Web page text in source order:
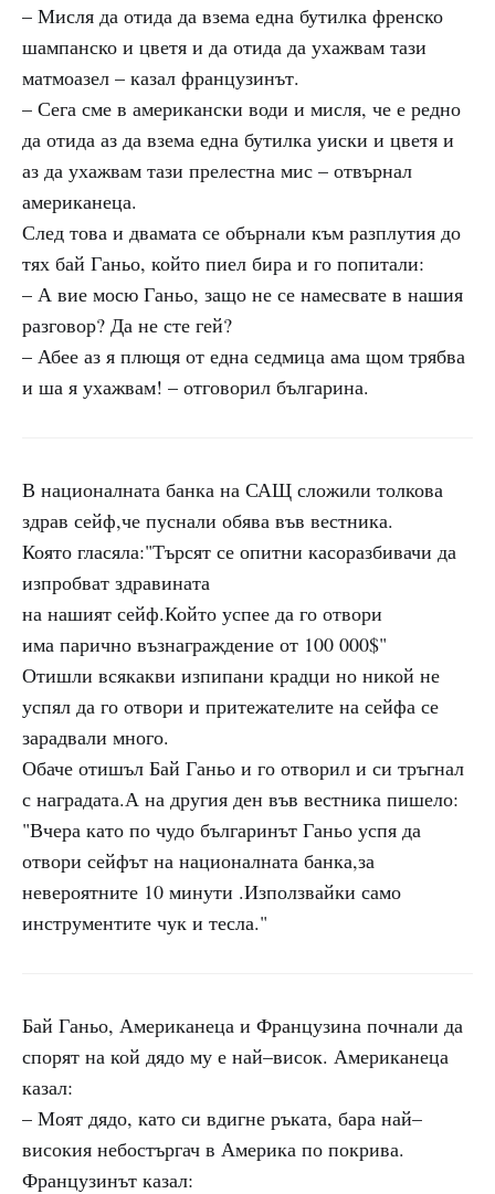
– Мисля да отида да взема една бутилка френско
шампанско и цветя и да отида да ухажвам тази
матмоазел – казал французинът.
– Сега сме в американски води и мисля, че е редно
да отида аз да взема една бутилка уиски и цветя и
аз да ухажвам тази прелестна мис – отвърнал
американеца.
След това и двамата се обърнали към разплутия до
тях бай Ганьо, който пиел бира и го попитали:
– А вие мосю Ганьо, защо не се намесвате в нашия
разговор? Да не сте гей?
– Абее аз я плющя от една седмица ама щом трябва
и ша я ухажвам! – отговорил българина.
В националната банка на САЩ сложили толкова
здрав сейф,че пуснали обява във вестника.
Която гласяла:"Търсят се опитни касоразбивачи да
изпробват здравината
на нашият сейф.Който успее да го отвори
има парично възнаграждение от 100 000$"
Отишли всякакви изпипани крадци но никой не
успял да го отвори и притежателите на сейфа се
зарадвали много.
Обаче отишъл Бай Ганьо и го отворил и си тръгнал
с наградата.А на другия ден във вестника пишело:
"Вчера като по чудо българинът Ганьо успя да
отвори сейфът на националната банка,за
невероятните 10 минути .Използвайки само
инструментите чук и тесла."
Бай Ганьо, Американеца и Французина почнали да
спорят на кой дядо му е най–висок. Американеца
казал:
– Моят дядо, като си вдигне ръката, бара най–
високия небостъргач в Америка по покрива.
Французинът казал: